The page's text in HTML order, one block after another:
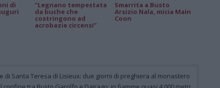
di “Legnano tempestata
da buche che
costringono ad
acrobazie circensi”
Smarrita a Busto
Arsizio Nala, micia Main
Coon
di Santa Teresa di Lisieux: due giorni di preghiera al monastero